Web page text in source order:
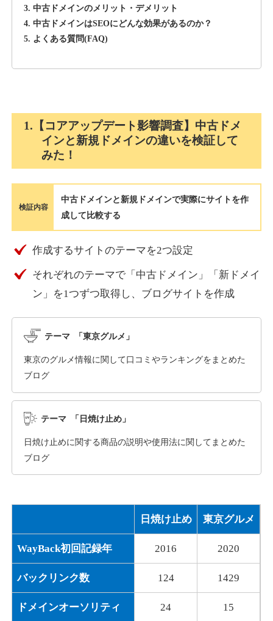
詳細を見る
ジャンル その他
DA42 外部リンク数740 ドメイン年齢13年
3,300円 入札 2件
詳細を見る
holocardstrategy.jp
ジャンル趣味
DA40 外部リンク数
3,300円 入札 3件
詳細を見る
suka-jp.com
ジャンルその他
DA 40 外部リンク数2518 ドメイン年齢1年
10,800円 入札 0件
詳細を見る
dka-hero.com
ジャンル その他
10,800円
詳細を見る
ジャンルその他
40
10,800円 入札 0件
3. 中古ドメインのメリット・デメリット
4. 中古ドメインはSEOにどんな効果があるのか？
5. よくある質問(FAQ)
1.【コアアップデート影響調査】中古ドメ
インと新規ドメインの違いを検証して
みた！
検証内容
中古ドメインと新規ドメインで実際にサイトを作
成して比較する
作成するサイトのテーマを2つ設定
それぞれのテーマで「中古ドメイン」「新ドメイ
ン」を1つずつ取得し、ブログサイトを作成
テーマ 「東京グルメ」
東京のグルメ情報に関して口コミやランキングをまとめた
ブログ
テーマ 「日焼け止め」
日焼け止めに関する商品の説明や使用法に関してまとめた
ブログ
日焼け止め 東京グルメ
WayBack初回記録年 2016 2020
バックリンク数 124 1429
ドメインオーソリティ 24 15